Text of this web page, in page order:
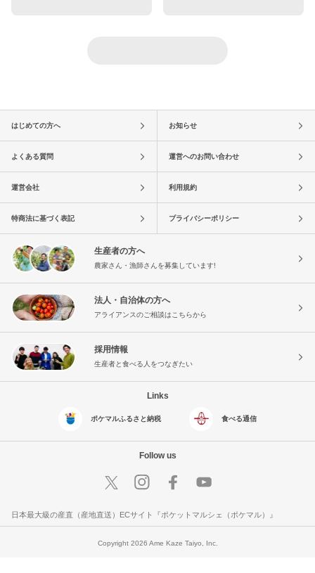
はじめての方へ お知らせ
よくある質問 運営へのお問い合わせ
運営会社 利用規約
特商法に基づく表記 プライバシーポリシー
生産者の方へ
農家さん・漁師さんを募集しています!
法人・自治体の方へ
アライアンスのご相談はこちらから
採用情報
生産者と食べる人をつなぎたい
Links
ポケマルふるさと納税 食べる通信
Follow us
日本最大級の産直（産地直送）ECサイト『ポケットマルシェ（ポケマル）』
Copyright 2026 Ame Kaze Taiyo, Inc.